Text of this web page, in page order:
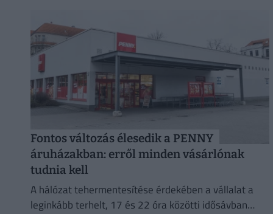
Fontos változás élesedik a PENNY
áruházakban: erről minden vásárlónak
tudnia kell
A hálózat tehermentesítése érdekében a vállalat a
leginkább terhelt, 17 és 22 óra közötti idősávban